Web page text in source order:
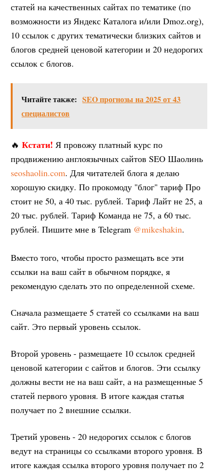
статей на качественных сайтах по тематике (по
возможности из Яндекс Каталога и/или Dmoz.org),
10 ссылок с других тематически близких сайтов и
блогов средней ценовой категории и 20 недорогих
ссылок с блогов.
Читайте также: SEO прогнозы на 2025 от 43
специалистов
🔥Кстати! Я провожу платный курс по
продвижению англоязычных сайтов SEO Шаолинь
seoshaolin.com. Для читателей блога я делаю
хорошую скидку. По прокомоду "блог" тариф Про
стоит не 50, а 40 тыс. рублей. Тариф Лайт не 25, а
20 тыс. рублей. Тариф Команда не 75, а 60 тыс.
рублей. Пишите мне в Telegram @mikeshakin.
Вместо того, чтобы просто размещать все эти
ссылки на ваш сайт в обычном порядке, я
рекомендую сделать это по определенной схеме.
Сначала размещаете 5 статей со ссылками на ваш
сайт. Это первый уровень ссылок.
Второй уровень - размещаете 10 ссылок средней
ценовой категории с сайтов и блогов. Эти ссылку
должны вести не на ваш сайт, а на размещенные 5
статей первого уровня. В итоге каждая статья
получает по 2 внешние ссылки.
Третий уровень - 20 недорогих ссылок с блогов
ведут на страницы со ссылками второго уровня. В
итоге каждая ссылка второго уровня получает по 2